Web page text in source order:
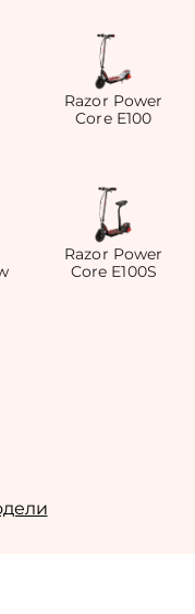
Razor Power
Core E100
Razor Power
Core E100S